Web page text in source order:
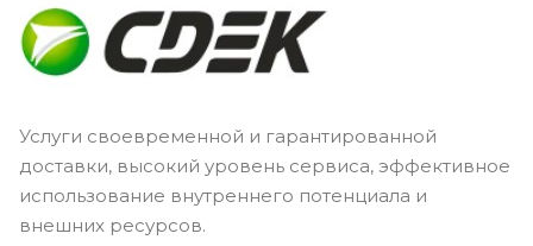
Услуги своевременной и гарантированной
доставки, высокий уровень сервиса, эффективное
использование внутреннего потенциала и
внешних ресурсов.